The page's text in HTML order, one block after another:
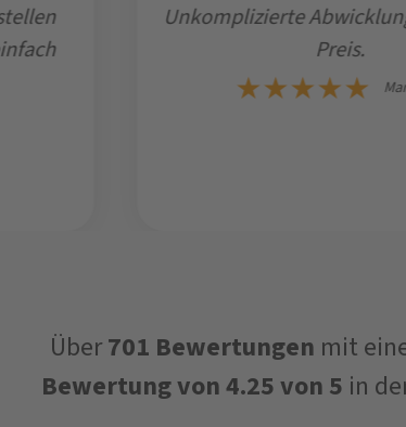
Unkomplizierte
Preis.
Über701 Bewertungen mit
Bewertung von4.25von 5 in